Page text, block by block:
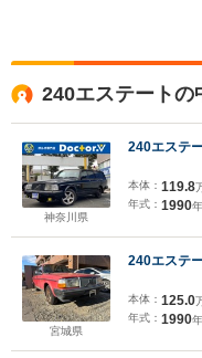
240エステートの
神奈川県
240エステ
本体： 119.8
年式： 1990年
宮城県
240エステ
本体： 125.0
年式： 1990年